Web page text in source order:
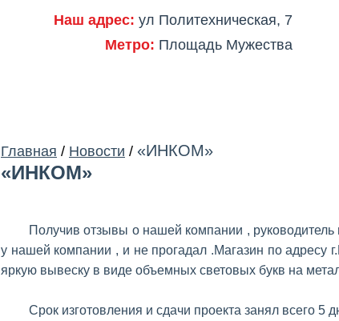
Наш адрес: ул Политехническая, 7
Метро: Площадь Мужества
Главная / Новости / «ИНКОМ»
«ИНКОМ»
Получив отзывы о нашей компании , руководитель
у нашей компании , и не прогадал .Магазин по адресу
яркую вывеску в виде объемных световых букв на
Срок изготовления и сдачи проекта занял всего 5